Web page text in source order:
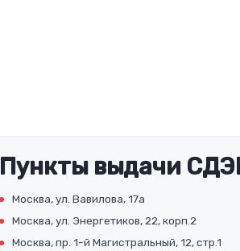
Пункты выдачи
Москва, ул. Вавилова, 17а
Москва, ул. Энергетиков, 22, корп.2
Москва, пр. 1-й Магистральный, 12, стр.1